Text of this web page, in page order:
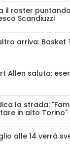
il roster
Scandiuzzi
arriva:
Allen saluta:
la strada:
in alto Torino"
alle 14 verrà